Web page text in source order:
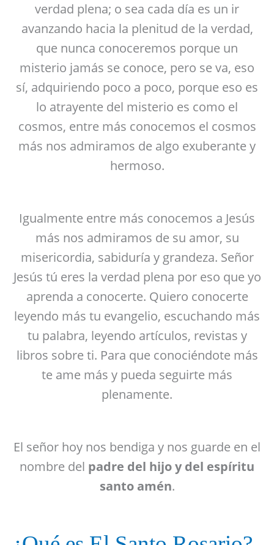
verdad plena; o sea cada día es un ir
avanzando hacia la plenitud de la verdad,
que nunca conoceremos porque un
misterio jamás se conoce, pero se va, eso
sí, adquiriendo poco a poco, porque eso es
lo atrayente del misterio es como el
cosmos, entre más conocemos el cosmos
más nos admiramos de algo exuberante y
hermoso.
Igualmente entre más conocemos a Jesús
más nos admiramos de su amor, su
misericordia, sabiduría y grandeza. Señor
Jesús tú eres la verdad plena por eso que yo
aprenda a conocerte. Quiero conocerte
leyendo más tu evangelio, escuchando más
tu palabra, leyendo artículos, revistas y
libros sobre ti. Para que conociéndote más
te ame más y pueda seguirte más
plenamente.
El señor hoy nos bendiga y nos guarde en el
nombre del padre del hijo y del espíritu
santo amén.